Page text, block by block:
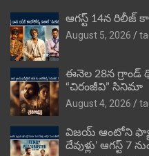
ఆగస్ట్ 14న రిలీజ్
August 5, 2026
ఈనెల 28న గ్రాండ్
“చిరంజీవి” సినిమా
August 4, 2026
విజ‌య్ ఆంటోని
దేవుళ్లు’ ఆగస్ట్ 7